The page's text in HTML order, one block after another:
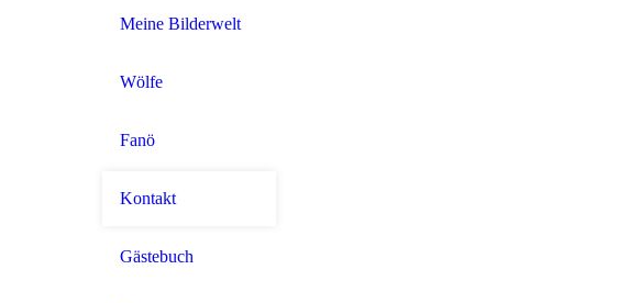
Meine Bilderwelt
Wölfe
Fanö
Kontakt
Gästebuch